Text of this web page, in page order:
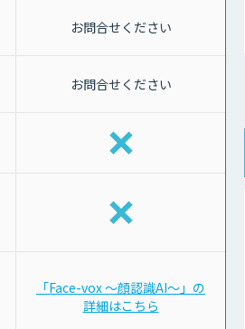
お問合せください
お問合せください
「Face-vox 〜顔認識AI〜」の
詳細はこちら